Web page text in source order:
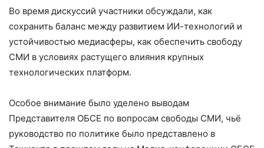
Во время дискуссий участники обсуждали, как
сохранить баланс между развитием ИИ-технологий и
устойчивостью медиасферы, как обеспечить свободу
СМИ в условиях растущего влияния крупных
технологических платформ.
Особое внимание было уделено выводам
Представителя ОБСЕ по вопросам свободы СМИ, чьё
руководство по политике было представлено в